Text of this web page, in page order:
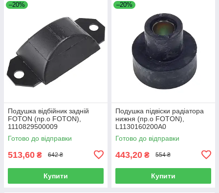
–20%
Подушка відбійник задній
FOTON (пр.о FOTON),
1110829500009
Готово до відправки
513,60 ₴ 642 ₴
Купити
–20%
Подушка підвіски радіатора
нижня (пр.о FOTON),
L1130160200A0
Готово до відправки
443,20 ₴ 554 ₴
Купити